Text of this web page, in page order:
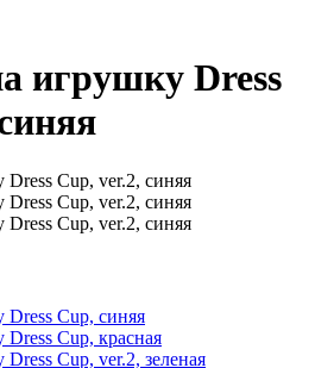
игрушку Dress